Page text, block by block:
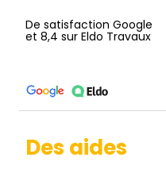
De satisfaction Google
et 8,4 sur Eldo Travaux
Des aides